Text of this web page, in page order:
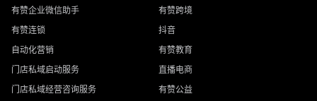
有赞企业微信助手
有赞连锁
自动化营销
门店私域启动服务
门店私域经营咨询服务
有赞跨境
抖音
有赞教育
直播电商
有赞公益